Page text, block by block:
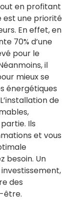
en profitant
est une priorité
En effet, en
70% d’une
pour le
il
mieux se
énergétiques
de
Ils
et vous
besoin. Un
des
être.